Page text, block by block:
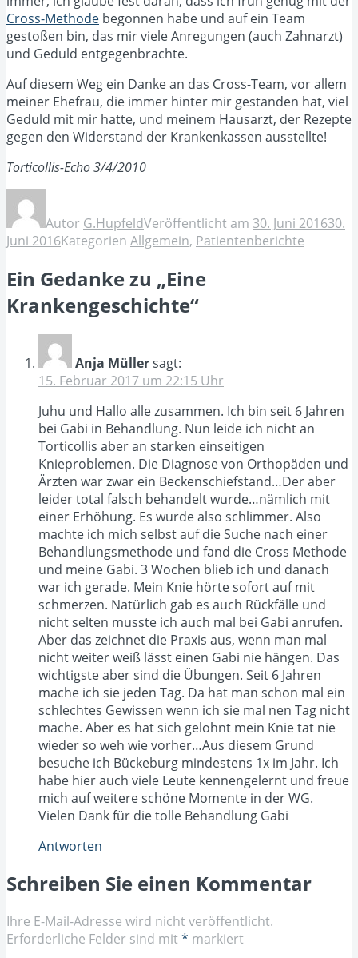
Cross-Methode begonnen habe und auf ein Team
gestoßen bin, das mir viele Anregungen (auch Zahnarzt)
und Geduld entgegenbrachte.
Auf diesem Weg ein Danke an das Cross-Team, vor allem
meiner Ehefrau, die immer hinter mir gestanden hat, viel
Geduld mit mir hatte, und meinem Hausarzt, der Rezepte
gegen den Widerstand der Krankenkassen ausstellte!
Torticollis-Echo 3/4/2010
Autor G.HupfeldVeröffentlicht am 30. Juni 201630.
Juni 2016Kategorien Allgemein, Patientenberichte
Ein Gedanke zu „Eine
Krankengeschichte“
Anja Müllersagt:
15. Februar 2017 um 22:15 Uhr
Juhu und Hallo alle zusammen. Ich bin seit 6 Jahren
bei Gabi in Behandlung. Nun leide ich nicht an
Torticollis aber an starken einseitigen
Knieproblemen. Die Diagnose von Orthopäden und
Ärzten war zwar ein Beckenschiefstand…Der aber
leider total falsch behandelt wurde…nämlich mit
einer Erhöhung. Es wurde also schlimmer. Also
machte ich mich selbst auf die Suche nach einer
Behandlungsmethode und fand die Cross Methode
und meine Gabi. 3 Wochen blieb ich und danach
war ich gerade. Mein Knie hörte sofort auf mit
schmerzen. Natürlich gab es auch Rückfälle und
nicht selten musste ich auch mal bei Gabi anrufen.
Aber das zeichnet die Praxis aus, wenn man mal
nicht weiter weiß lässt einen Gabi nie hängen. Das
wichtigste aber sind die Übungen. Seit 6 Jahren
mache ich sie jeden Tag. Da hat man schon mal ein
schlechtes Gewissen wenn ich sie mal nen Tag nicht
mache. Aber es hat sich gelohnt mein Knie tat nie
wieder so weh wie vorher…Aus diesem Grund
besuche ich Bückeburg mindestens 1x im Jahr. Ich
habe hier auch viele Leute kennengelernt und freue
mich auf weitere schöne Momente in der WG.
Vielen Dank für die tolle Behandlung Gabi
Antworten
Schreiben Sie einen Kommentar
Ihre E-Mail-Adresse wird nicht veröffentlicht.
Erforderliche Felder sind mit * markiert